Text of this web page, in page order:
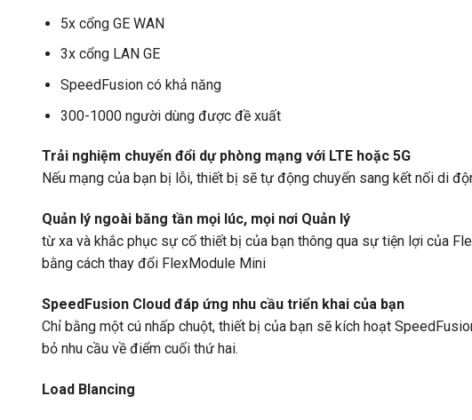
5x cổng GE WAN
3x cổng LAN GE
SpeedFusion có khả năng
300-1000 người dùng được đề xuất
Trải nghiệm chuyển đổi dự phòng mạng với LTE hoặc 5G
Nếu mạng của bạn bị lỗi, thiết bị sẽ tự động chuyển sang kết nối di
Quản lý ngoài băng tần mọi lúc, mọi nơi Quản lý
từ xa và khắc phục sự cố thiết bị của bạn thông qua sự tiện lợi của
bằng cách thay đổi FlexModule Mini
SpeedFusion Cloud đáp ứng nhu cầu triển khai của bạn
Chỉ bằng một cú nhấp chuột, thiết bị của bạn sẽ kích hoạt
bỏ nhu cầu về điểm cuối thứ hai.
Load Blancing